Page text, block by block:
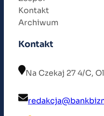
Kontakt
Archiwum
Kontakt
Na Czekaj 27 4/C,